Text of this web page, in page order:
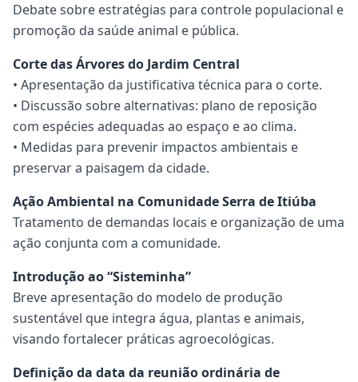
Debate sobre estratégias para controle populacional e
promoção da saúde animal e pública.
Corte das Árvores do Jardim Central
• Apresentação da justificativa técnica para o corte.
• Discussão sobre alternativas: plano de reposição
com espécies adequadas ao espaço e ao clima.
• Medidas para prevenir impactos ambientais e
preservar a paisagem da cidade.
Ação Ambiental na Comunidade Serra de Itiúba
Tratamento de demandas locais e organização de uma
ação conjunta com a comunidade.
Introdução ao “Sisteminha”
Breve apresentação do modelo de produção
sustentável que integra água, plantas e animais,
visando fortalecer práticas agroecológicas.
Definição da data da reunião ordinária de